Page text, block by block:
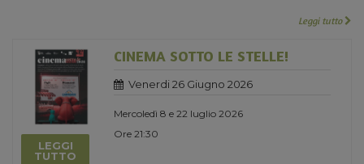
Leggi tutto
LEGGI
TUTTO
CINEMA SOTTO LE STELLE!
Venerdi 26 Giugno 2026
Mercoledì 8 e 22 luglio 2026
Ore 21:30